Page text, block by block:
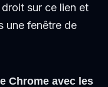
sur ce lien et
une fenêtre de
Chrome avec les